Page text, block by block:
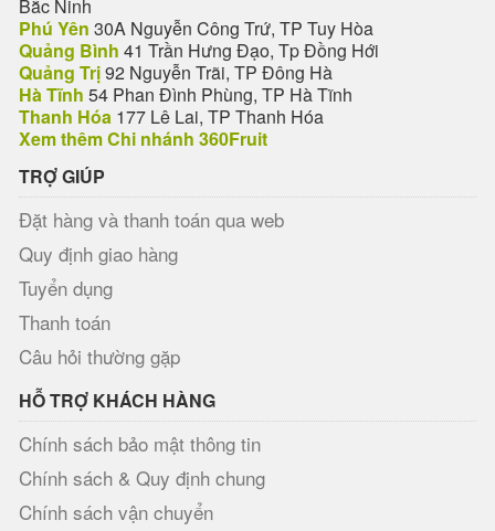
Bắc Ninh
Phú Yên 30A Nguyễn Công Trứ, TP Tuy Hòa
Quảng Bình 41 Trần Hưng Đạo, Tp Đồng Hới
Quảng Trị92 Nguyễn Trãi, TP Đông Hà
Hà Tĩnh 54 Phan Đình Phùng, TP Hà Tĩnh
Thanh Hóa 177 Lê Lai, TP Thanh Hóa
Xem thêm Chi nhánh 360Fruit
TRỢ GIÚP
Đặt hàng và thanh toán qua web
Quy định giao hàng
Tuyển dụng
Thanh toán
Câu hỏi thường gặp
HỖ TRỢ KHÁCH HÀNG
Chính sách bảo mật thông tin
Chính sách & Quy định chung
Chính sách vận chuyển